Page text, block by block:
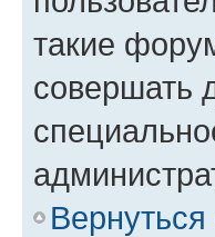
такие
совершать